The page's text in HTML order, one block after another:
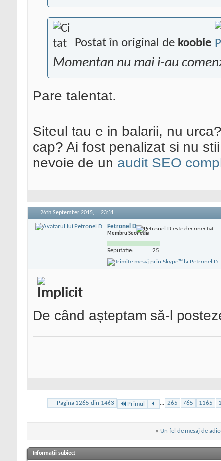
Postat în original de koobie
Momentan nu mai i-au
Pare talentat.
Siteul tau e in balarii, nu
cap? Ai fost penalizat si nu
nevoie de un audit SEO
26th September 2015, 23:51
Petronel D
Membru SeoPedia
Reputatie: 25
De când așteptam să-l
Pagina 1265 din 1463 Primul ... 265 765 1165
« Un fel de mesaj de adio
Informații subiect